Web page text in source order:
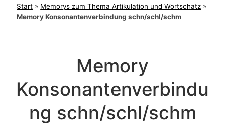
Start » Memorys zum Thema Artikulation und Wortschatz »
Memory Konsonantenverbindung schn/schl/schm
Memory
Konsonantenverbindu
ng schn/schl/schm